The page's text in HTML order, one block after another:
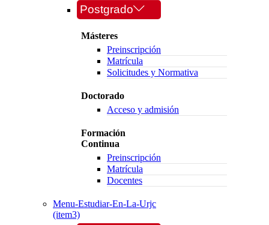
Postgrado
Másteres
Preinscripción
Matrícula
Solicitudes y Normativa
Doctorado
Acceso y admisión
Formación
Continua
Preinscripción
Matrícula
Docentes
Menu-Estudiar-En-La-Urjc
(item3)